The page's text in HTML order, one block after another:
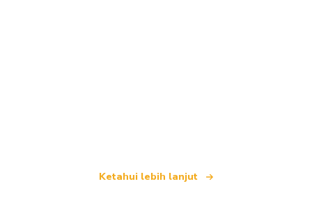
Ketahui lebih lanjut